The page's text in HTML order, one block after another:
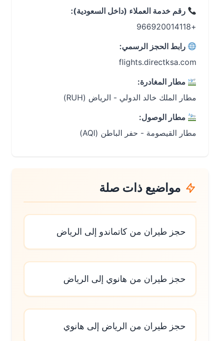
رقم خدمة العملاء (داخل السعودية):
رابط الحجز الرسمي:
flights.directksa.com
مطار المغادرة:
مطار الملك خالد الدولي - الرياض (RUH)
مطار الوصول:
مطار القيصومة - حفر الباطن (AQI)
مواضيع ذات صلة
حجز طيران من كاتماندو إلى الرياض
حجز طيران من هانوي إلى الرياض
حجز طيران من الرياض إلى هانوي